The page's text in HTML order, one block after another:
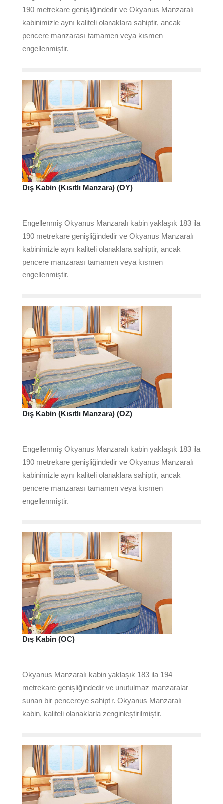
190 metrekare genişliğindedir ve Okyanus Manzaralı
kabinimizle aynı kaliteli olanaklara sahiptir, ancak
pencere manzarası tamamen veya kısmen
engellenmiştir.
Dış Kabin (Kısıtlı Manzara) (OY)
Engellenmiş Okyanus Manzaralı kabin yaklaşık 183 ila
190 metrekare genişliğindedir ve Okyanus Manzaralı
kabinimizle aynı kaliteli olanaklara sahiptir, ancak
pencere manzarası tamamen veya kısmen
engellenmiştir.
Dış Kabin (Kısıtlı Manzara) (OZ)
Engellenmiş Okyanus Manzaralı kabin yaklaşık 183 ila
190 metrekare genişliğindedir ve Okyanus Manzaralı
kabinimizle aynı kaliteli olanaklara sahiptir, ancak
pencere manzarası tamamen veya kısmen
engellenmiştir.
Dış Kabin (OC)
Okyanus Manzaralı kabin yaklaşık 183 ila 194
metrekare genişliğindedir ve unutulmaz manzaralar
sunan bir pencereye sahiptir. Okyanus Manzaralı
kabin, kaliteli olanaklarla zenginleştirilmiştir.